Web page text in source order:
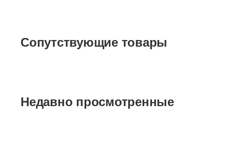
Сопутствующие товары
Недавно просмотренные